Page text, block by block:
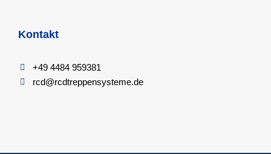
Kontakt
+49 4484 959381
rcd@rcdtreppensysteme.de